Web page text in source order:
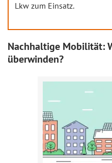
Lkw zum Einsatz.
Nachhaltige Mobilität:
überwinden?